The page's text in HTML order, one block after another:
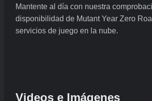
Mantente al día con nuestra
disponibilidad de Mutant Year Zero
servicios de juego en la nube.
Videos e Imágenes